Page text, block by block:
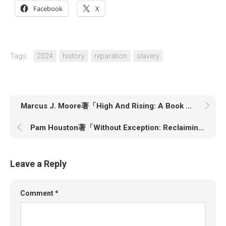
Facebook X
Tags: 2024 history reparation slavery
Marcus J. Moore著「High And Rising: A Book About De La Soul」
Pam Houston著「Without Exception: Reclaiming Abortion, Personhood, and Freedom」
Leave a Reply
Comment*